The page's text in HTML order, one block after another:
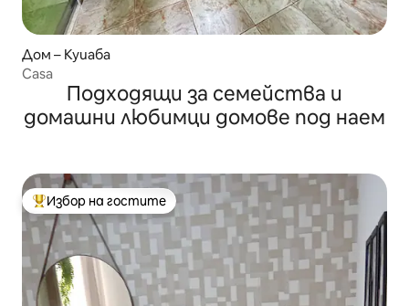
Дом – Куиаба
Casa
Подходящи за семейства и
домашни любимци домове под наем
Най-популярен избор на гостите
Избор на гостите